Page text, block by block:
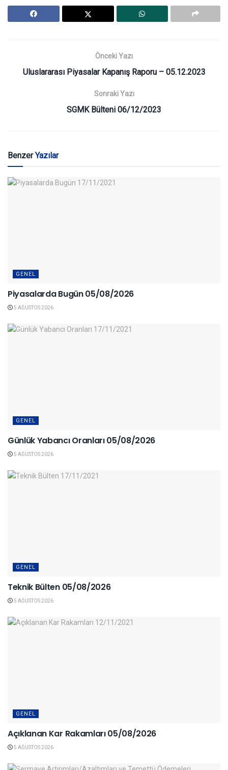
Önceki Yazı
Uluslararası Piyasalar Kapanış Raporu – 05.12.2023
Sonraki Yazı
SGMK Bülteni 06/12/2023
BenzerYazılar
GENEL
Piyasalarda Bugün 05/08/2026
5 AĞUSTOS 2026
GENEL
Günlük Yabancı Oranları 05/08/2026
5 AĞUSTOS 2026
GENEL
Teknik Bülten 05/08/2026
5 AĞUSTOS 2026
GENEL
Açıklanan Kar Rakamları 05/08/2026
5 AĞUSTOS 2026